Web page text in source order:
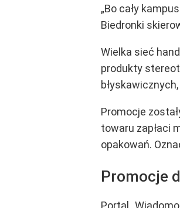
„Bo cały
Biedronki
Wielka sieć
produkty
Promocje
towaru zapłaci
opakowań.
Promocje
Portal